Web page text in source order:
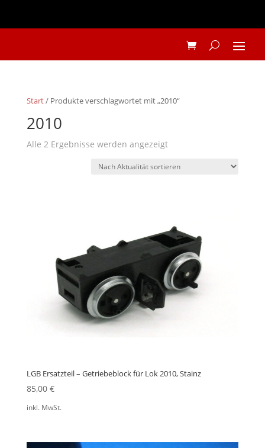
Start/ Produkte verschlagwortet mit „2010“
2010
Alle 2 Ergebnisse werden angezeigtNach
sortiert
LGB Ersatzteil – Getriebeblock für Lok 2010, Stainz
85,00 €
inkl. MwSt.